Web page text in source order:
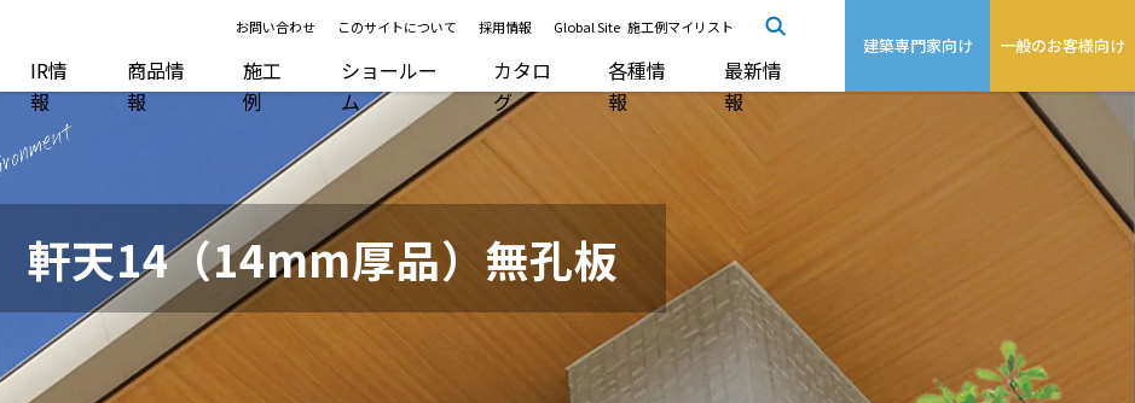
お問い合わせ このサイトについて 採用情報 Global Site 施工例マイリスト
IR情
報
商品情
報
施工
例
ショールー
ム
カタロ
グ
各種情
報
最新情
報
建築専門家向け 一般のお客様向け
軒天14（14mm厚品）無孔板